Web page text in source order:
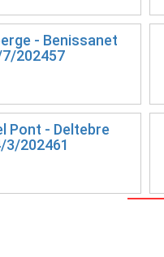
- Benissanet
202457
Pont - Deltebre
3/202461